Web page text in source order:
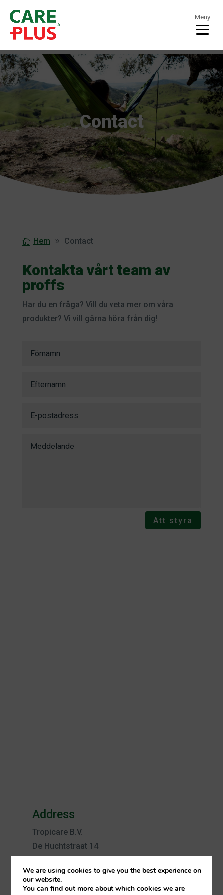
Meny
Contact
Hem Contact
Kontakta vårt team av
proffs
Har du en fråga? Vill du veta mer om våra
produkter? Vi vill gärna höra från dig!
Att styra
Address
Tropicare B.V.
De Huchtstraat 14
The Netherlands
Google maps
We are using cookies to give you the best experience on
our website.
You can find out more about which cookies we are